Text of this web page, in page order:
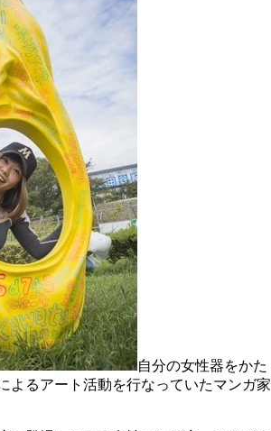
自分の女性器をかた
よるアート活動を行なっていたマンガ家